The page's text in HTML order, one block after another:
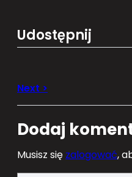
Udostępnij
Dodaj
Musisz się zalogować,